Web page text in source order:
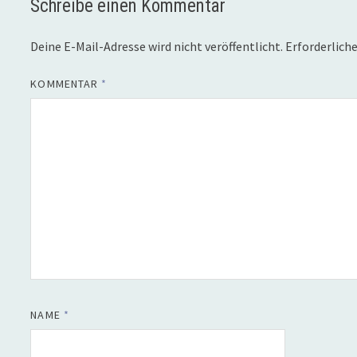
Schreibe einen Kommentar
Deine E-Mail-Adresse wird nicht veröffentlicht.
KOMMENTAR *
NAME *